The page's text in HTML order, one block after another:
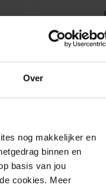
Over
nog makkelijker en
binnen en
basis van jou
cookies. Meer
Yucca
Palmlelie